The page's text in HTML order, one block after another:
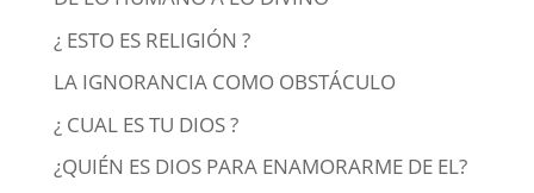
¿ ESTO ES RELIGIÓN ?
LA IGNORANCIA COMO OBSTÁCULO
¿ CUAL ES TU DIOS ?
¿QUIÉN ES DIOS PARA ENAMORARME DE EL?